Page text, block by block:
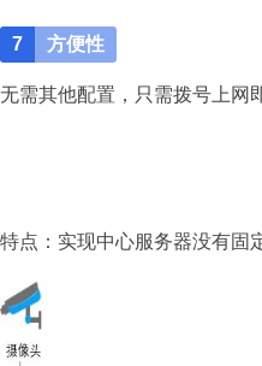
7 方便性
无需其他配置，只需拨号上网
特点：实现中心服务器没有固